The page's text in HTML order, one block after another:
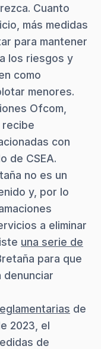
Cuanto
más medidas
para mantener
los riesgos y
como
menores.
Ofcom,
recibe
con
de CSEA.
no es un
y, por lo
a eliminar
una serie de
para que
denunciar
de
2023, el
de